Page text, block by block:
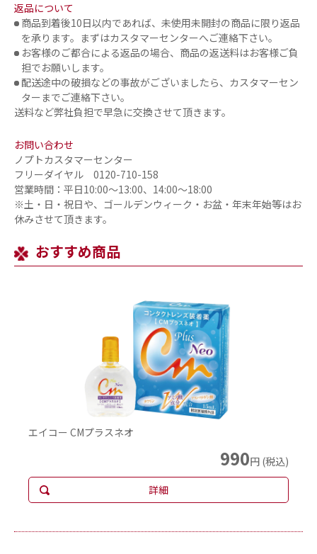
返品について
商品到着後10日以内であれば、未使用未開封の商品に限り返品
を承ります。まずはカスタマーセンターへご連絡下さい。
お客様のご都合による返品の場合、商品の返送料はお客様ご負
担でお願いします。
配送途中の破損などの事故がございましたら、カスタマーセン
ターまでご連絡下さい。
送料など弊社負担で早急に交換させて頂きます。
お問い合わせ
ノプトカスタマーセンター
フリーダイヤル 0120-710-158
営業時間：平日10:00～13:00、14:00～18:00
※土・日・祝日や、ゴールデンウィーク・お盆・年末年始等はお
休みさせて頂きます。
おすすめ商品
エイコー CMプラスネオ
990円 (税込)
詳細